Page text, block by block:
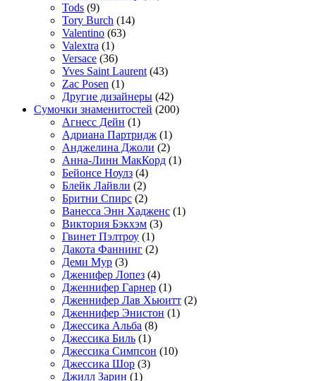
Tods (9)
Tory Burch (14)
Valentino (63)
Valextra (1)
Versace (36)
Yves Saint Laurent (43)
Zac Posen (1)
Другие дизайнеры (42)
Сумочки знаменитостей (200)
Агнесс Дейн (1)
Адриана Партридж (1)
Анджелина Джоли (2)
Анна-Линн МакКорд (1)
Бейонсе Ноулз (4)
Блейк Лайвли (2)
Бритни Спирс (2)
Ванесса Энн Хадженс (1)
Виктория Бэкхэм (3)
Гвинет Пэлтроу (1)
Дакота Фаннинг (2)
Деми Мур (3)
Дженифер Лопез (4)
Дженнифер Гарнер (1)
Дженнифер Лав Хьюитт (2)
Дженнифер Энистон (1)
Джессика Альба (8)
Джессика Биль (1)
Джессика Симпсон (10)
Джессика Шор (3)
Джилл Зарин (1)